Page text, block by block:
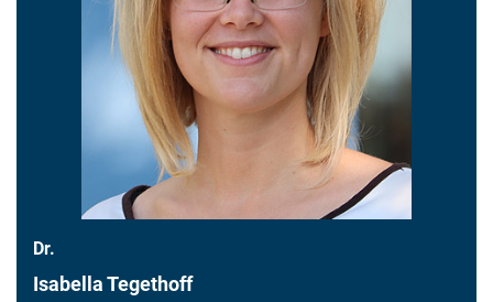
Dr.
Isabella Tegethoff